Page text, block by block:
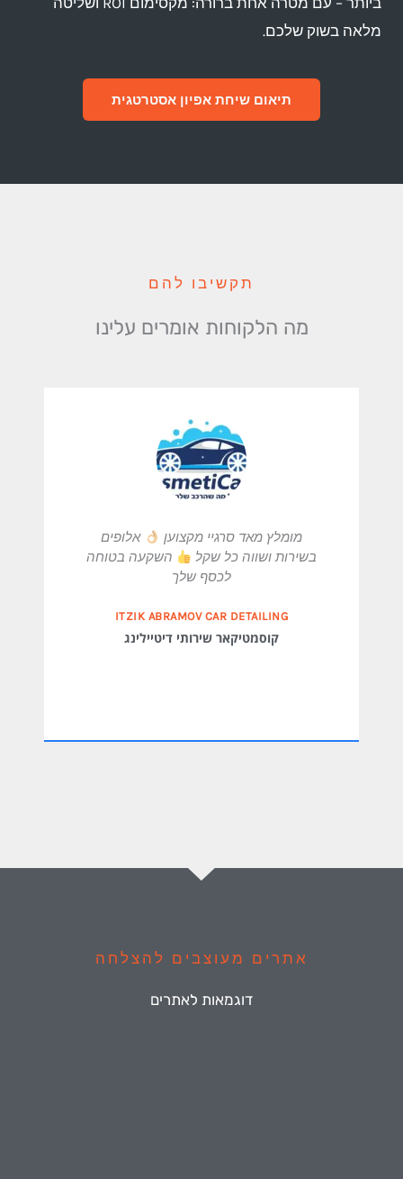
בשוק שלכם.
תיאום שיחת אפיון אסטרטגית
תקשיבו להם
מה הלקוחות אומרים עלינו
מומלץ מאד סרגיי מקצוען
אלופים
בשירות ושווה כל שקל
השקעה בטוחה
לכסף שלך
ITZIK ABRAMOV CAR DETAILING
‏קוסמטיקאר שירותי דיטיילינג
אתרים מעוצבים להצלחה
דוגמאות לאתרים